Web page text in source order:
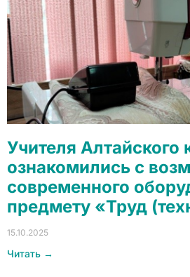
Учителя Алтайского
ознакомились с
современного
предмету «Труд
15.10.2025
Читать →